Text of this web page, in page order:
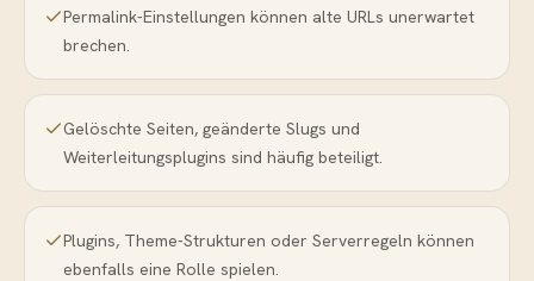
Permalink-Einstellungen können alte URLs unerwartet
brechen.
Gelöschte Seiten, geänderte Slugs und
Weiterleitungsplugins sind häufig beteiligt.
Plugins, Theme-Strukturen oder Serverregeln können
ebenfalls eine Rolle spielen.